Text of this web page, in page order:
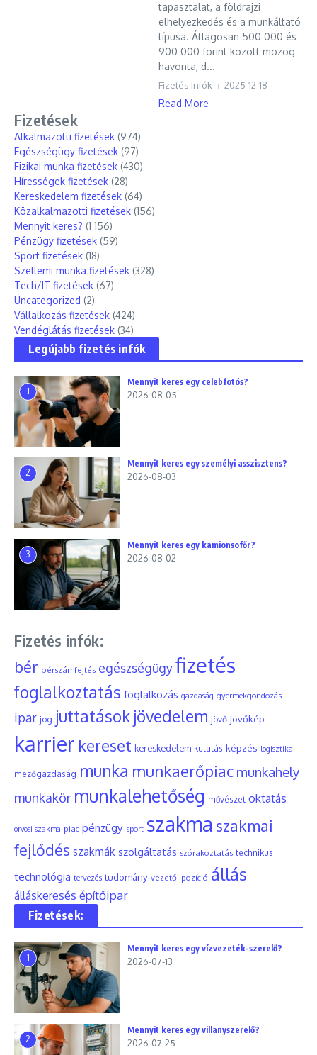
tapasztalat, a földrajzi
elhelyezkedés és a munkáltató
típusa. Átlagosan 500 000 és
900 000 forint között mozog
havonta, d...
Fizetés Infók 2025-12-18
Read More
Fizetések
Alkalmazotti fizetések (974)
Egészségügy fizetések (97)
Fizikai munka fizetések (430)
Hírességek fizetések (28)
Kereskedelem fizetések (64)
Közalkalmazotti fizetések (156)
Mennyit keres? (1 156)
Pénzügy fizetések (59)
Sport fizetések (18)
Szellemi munka fizetések (328)
Tech/IT fizetések (67)
Uncategorized (2)
Vállalkozás fizetések (424)
Vendéglátás fizetések (34)
Legújabb fizetés infók
1
Mennyit keres egy celebfotós?
2026-08-05
2
Mennyit keres egy személyi asszisztens?
2026-08-03
3
Mennyit keres egy kamionsofőr?
2026-08-02
Fizetés infók:
bér bérszámfejtés egészségügyfizetés
foglalkoztatás foglalkozás gazdaság gyermekgondozás
ipar jog juttatások jövedelem jövő jövőkép
karrier kereset kereskedelem kutatás képzés logisztika
mezőgazdaság munka munkaerőpiac munkahely
munkakör munkalehetőség művészet oktatás
orvosi szakma piac pénzügy sport szakma szakmai
fejlődés szakmák szolgáltatás szórakoztatás technikus
technológia tervezés tudomány vezetői pozíció állás
álláskeresés építőipar
Fizetések:
1
Mennyit keres egy vízvezeték-szerelő?
2026-07-13
2
Mennyit keres egy villanyszerelő?
2026-07-25